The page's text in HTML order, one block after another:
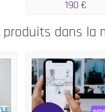
190 €
dans la